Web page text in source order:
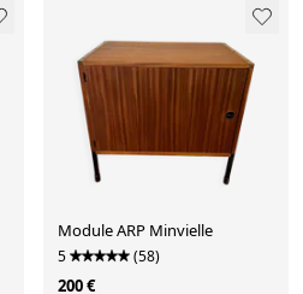
Module ARP Minvielle
5 (58)
200 €